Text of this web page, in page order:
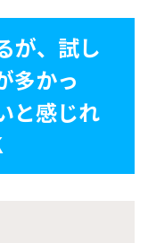
が、試し
多かっ
と感じれ